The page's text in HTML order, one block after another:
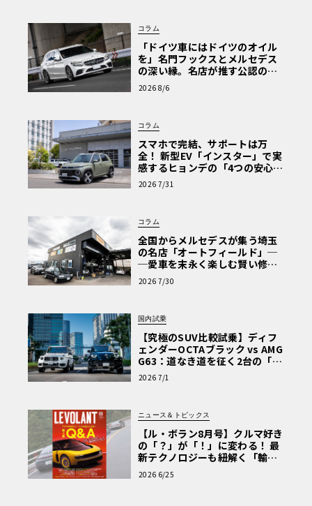
コラム
「ドイツ車にはドイツのオイル
を」名門フックスとメルセデス
の深い縁。名店が推す公認の安
心と、Cクラスで味わうシルキー
な走り〈PR〉
2026 8/6
コラム
スマホで完結、サポートは万
全！ 新型EV「インスター」で実
感するヒョンデの「4つの安心」
【第1回・ヒョンデ6つの疑問：
Why? Hyundai?】〈PR〉
2026 7/31
コラム
全国からメルセデスが集う埼玉
の名店「オートフィールド」─
─愛車を末永く楽しむ賢い修理
術と、プロがフックス製オイル
を選ぶ理由〈PR〉
2026 7/30
国内試乗
【究極のSUV比較試乗】ディフ
ェンダーOCTAブラック vs AMG
G63：道なき道を征く2台の「対
極的アプローチ」
2026 7/1
ニュース＆トピックス
【ル・ボラン8月号】クルマ好き
の「？」が「！」に変わる！ 最
新テクノロジーも紐解く「輸入
車Q&A」
2026 6/25